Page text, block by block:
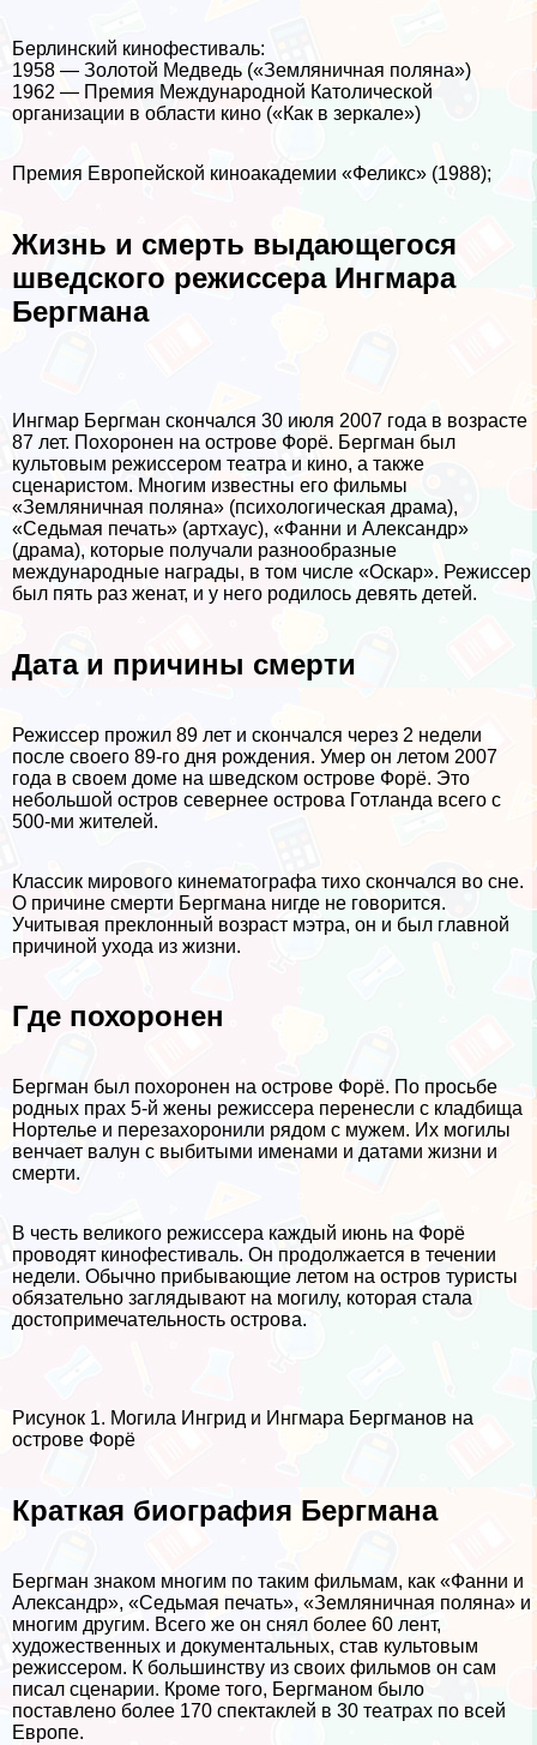
Берлинский кинофестиваль:
1958 — Золотой Медведь («Земляничная поляна»)
1962 — Премия Международной Католической
организации в области кино («Как в зеркале»)
Премия Европейской киноакадемии «Феликс» (1988);
Жизнь и cмepть выдающегося
шведского режиссера Ингмара
Бергмана
Ингмар Бергман скончался 30 июля 2007 года в возрасте
87 лет. Похоронен на острове Форё. Бергман был
культовым режиссером театра и кино, а также
сценаристом. Многим известны его фильмы
«Земляничная поляна» (психологическая драма),
«Седьмая печать» (артхаус), «Фанни и Александр»
(драма), которые получали разнообразные
международные награды, в том числе «Оскар». Режиссер
был пять раз женат, и у него родилось девять детей.
Дата и причины cмepти
Режиссер прожил 89 лет и скончался через 2 недели
после своего 89-го дня рождения. Умер он летом 2007
года в своем доме на шведском острове Форё. Это
небольшой остров севернее острова Готланда всего с
500-ми жителей.
Классик мирового кинематографа тихо скончался во сне.
О причине cмepти Бергмана нигде не говорится.
Учитывая преклонный возраст мэтра, он и был главной
причиной ухода из жизни.
Где похоронен
Бергман был похоронен на острове Форё. По просьбе
родных прах 5-й жены режиссера перенесли с кладбища
Нортелье и перезахоронили рядом с мужем. Их могилы
венчает валун с выбитыми именами и датами жизни и
cмepти.
В честь великого режиссера каждый июнь на Форё
проводят кинофестиваль. Он продолжается в течении
недели. Обычно прибывающие летом на остров туристы
обязательно заглядывают на могилу, которая стала
достопримечательность острова.
Рисунок 1. Могила Ингрид и Ингмара Бергманов на
острове Форё
Краткая биография Бергмана
Бергман знаком многим по таким фильмам, как «Фанни и
Александр», «Седьмая печать», «Земляничная поляна» и
многим другим. Всего же он снял более 60 лент,
художественных и документальных, став культовым
режиссером. К большинству из своих фильмов он сам
писал сценарии. Кроме того, Бергманом было
поставлено более 170 спектаклей в 30 театрах по всей
Европе.